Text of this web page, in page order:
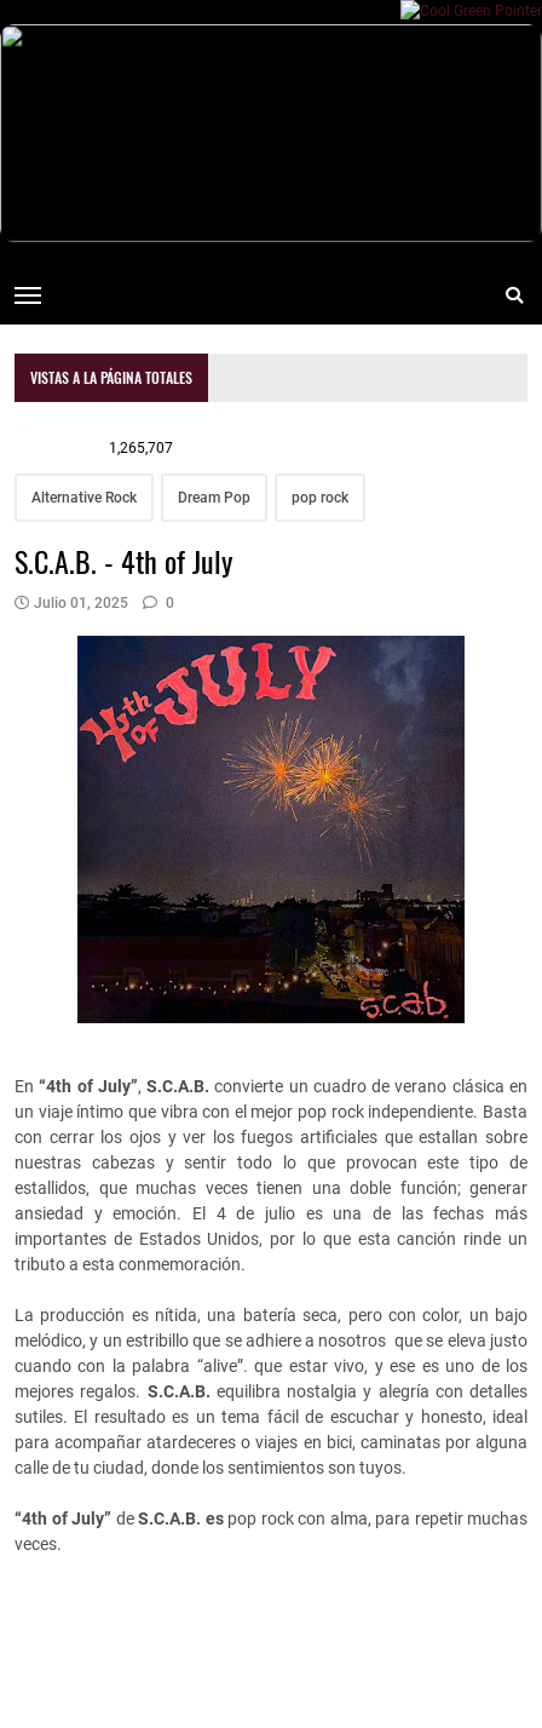
VISTAS A LA PÁGINA TOTALES
1,265,707
Alternative Rock Dream Pop pop rock
S.C.A.B. - 4th of July
Julio 01, 2025 0
En“4th of July”,S.C.A.B.convierte un cuadro de verano clásica en
un viaje íntimo que vibra con el mejor pop rock independiente. Basta
con cerrar los ojos y ver los fuegos artificiales que estallan sobre
nuestras cabezas y sentir todo lo que provocan este tipo de
estallidos, que muchas veces tienen una doble función; generar
ansiedad y emoción. El 4 de julio es una de las fechas más
importantes de Estados Unidos, por lo que esta canción rinde un
tributo a esta conmemoración.
La producción es nítida, una batería seca, pero con color, un bajo
melódico, y un estribillo que se adhiere a nosotros que se eleva justo
cuando con la palabra “alive”. que estar vivo, y ese es uno de los
mejores regalos. S.C.A.B. equilibra nostalgia y alegría con detalles
sutiles. El resultado es un tema fácil de escuchar y honesto, ideal
para acompañar atardeceres o viajes en bici, caminatas por alguna
calle de tu ciudad, donde los sentimientos son tuyos.
“4th of July” deS.C.A.B. es pop rock con alma, para repetir muchas
veces.